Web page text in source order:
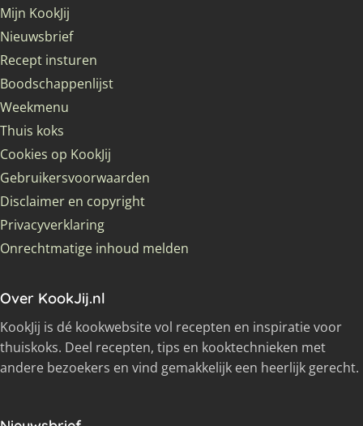
Mijn KookJij
Nieuwsbrief
Recept insturen
Boodschappenlijst
Weekmenu
Thuis koks
Cookies op KookJij
Gebruikersvoorwaarden
Disclaimer en copyright
Privacyverklaring
Onrechtmatige inhoud melden
Over KookJij.nl
KookJij is dé kookwebsite vol recepten en inspiratie voor
thuiskoks. Deel recepten, tips en kooktechnieken met
andere bezoekers en vind gemakkelijk een heerlijk gerecht.